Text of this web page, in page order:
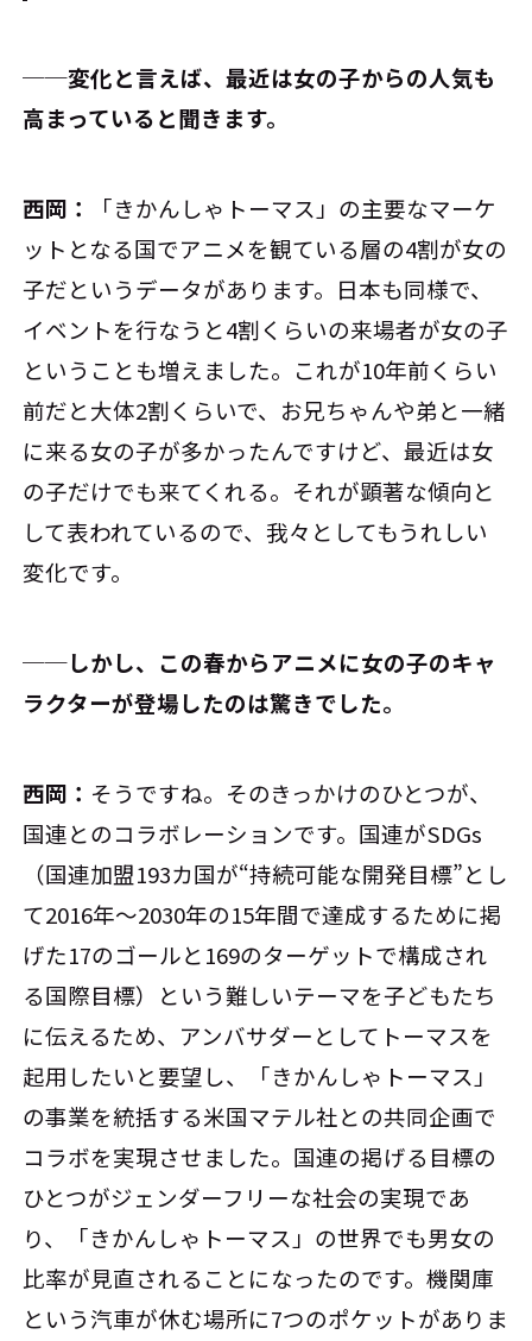
──変化と言えば、最近は女の子からの人気も
高まっていると聞きます。
西岡：
「きかんしゃトーマス」の主要なマーケ
ットとなる国でアニメを観ている層の4割が女の
子だというデータがあります。日本も同様で、
イベントを行なうと4割くらいの来場者が女の子
ということも増えました。これが10年前くらい
前だと大体2割くらいで、お兄ちゃんや弟と一緒
に来る女の子が多かったんですけど、最近は女
の子だけでも来てくれる。それが顕著な傾向と
して表われているので、我々としてもうれしい
変化です。
──しかし、この春からアニメに女の子のキャ
ラクターが登場したのは驚きでした。
西岡： そうですね。そのきっかけのひとつが、
国連とのコラボレーションです。国連がSDGs
（国連加盟193カ国が“持続可能な開発目標”とし
て2016年～2030年の15年間で達成するために掲
げた17のゴールと169のターゲットで構成され
る国際目標）という難しいテーマを子どもたち
に伝えるため、アンバサダーとしてトーマスを
起用したいと要望し、「きかんしゃトーマス」
の事業を統括する米国マテル社との共同企画で
コラボを実現させました。国連の掲げる目標の
ひとつがジェンダーフリーな社会の実現であ
り、「きかんしゃトーマス」の世界でも男女の
比率が見直されることになったのです。機関庫
という汽車が休む場所に7つのポケットがありま